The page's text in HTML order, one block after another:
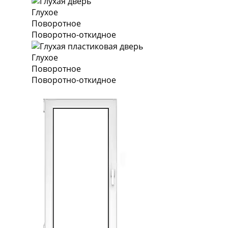
Глухое
Поворотное
Поворотно-откидное
Глухое
Поворотное
Поворотно-откидное